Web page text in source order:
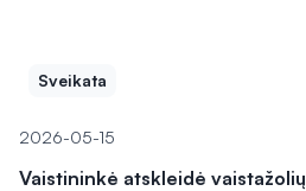
Sveikata
2026-05-15
Vaistininkė atskleidė vaistažolių